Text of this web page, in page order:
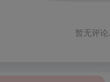
暂无评论...